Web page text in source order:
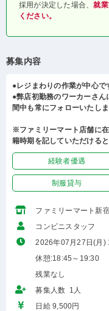
採用が決定した場合、就
ください。
募集内容
●レジまわりの作業が中心で
●弊店初勤務のワーカーさ
間中も常にフォローいたしま
※ファミリーマート店舗に
籍時期を記していただける
経験者優遇
制服貸与
ファミリーマート新
コンビニスタッフ
2026年07月27日(月)
休憩:18:45～19:30
残業なし
募集人数 1人
日給 9,500円